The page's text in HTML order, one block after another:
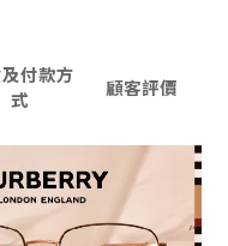
付款方
式
顧客評價